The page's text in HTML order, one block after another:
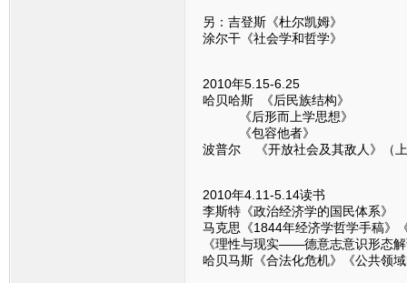
另：吉登斯《杜尔凯姆》
涂尔干《社会学和哲学》
2010年5.15-6.25
哈贝哈斯 《后民族结构》
《后形而上学思想》
《包容他者》
波普尔 《开放社会及其敌人》（
2010年4.11-5.14读书
李斯特《政治经济学的国民体系》
马克思《1844年经济学哲学手稿》
《理性与现实——德意志意识形态
哈贝马斯《合法化危机》《公共领